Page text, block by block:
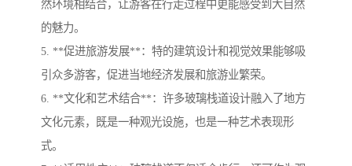
然环境相结合，让游客在行走过程中更能感受到大自然
的魅力。
5. **促进旅游发展**：特的建筑设计和视觉效果能够吸
引众多游客，促进当地经济发展和旅游业繁荣。
6. **文化和艺术结合**：许多玻璃栈道设计融入了地方
文化元素，既是一种观光设施，也是一种艺术表现形
式。